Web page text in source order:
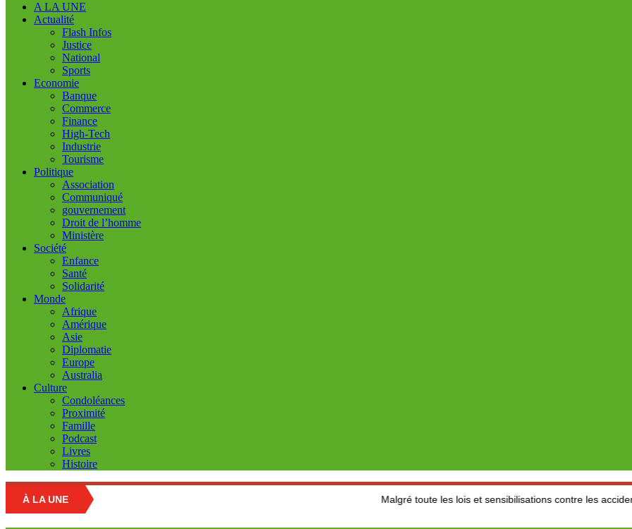
A LA UNE
Actualité
Flash Infos
Justice
National
Sports
Economie
Banque
Commerce
Finance
High-Tech
Industrie
Tourisme
Politique
Association
Communiqué
gouvernement
Droit de l’homme
Ministère
Société
Enfance
Santé
Solidarité
Monde
Afrique
Amérique
Asie
Diplomatie
Europe
Australia
Culture
Condoléances
Proximité
Famille
Podcast
Livres
Histoire
À LA UNE Malgré toute les lois et sensibilisations contre les accidents de la